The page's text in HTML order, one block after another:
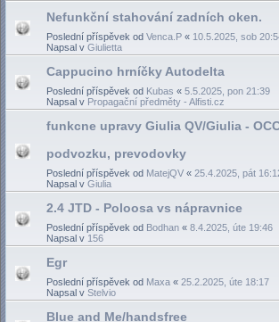
Nefunkční stahování zadních oken.
Poslední příspěvek od Venca.P « 10.5.2025, sob
Napsal v Giulietta
Cappucino hrníčky Autodelta
Poslední příspěvek od Kubas « 5.5.2025, pon 21:39
Napsal v Propagační předměty - Alfisti.cz
funkcne upravy Giulia QV/Giulia -
podvozku, prevodovky
Poslední příspěvek od MatejQV « 25.4.2025, pát
Napsal v Giulia
2.4 JTD - Poloosa vs nápravnice
Poslední příspěvek od Bodhan « 8.4.2025, úte 19:46
Napsal v 156
Egr
Poslední příspěvek od Maxa « 25.2.2025, úte 18:17
Napsal v Stelvio
Blue and Me/handsfree